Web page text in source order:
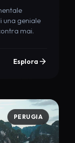
una geniale
mai.
Esplora
PERUGIA